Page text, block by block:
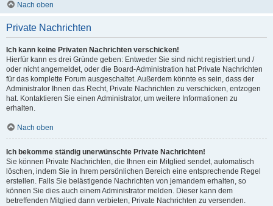
Nach oben
Private Nachrichten
Ich kann keine Privaten Nachrichten verschicken!
Hierfür kann es drei Gründe geben: Entweder Sie sind nicht registriert und /
oder nicht angemeldet, oder die Board-Administration hat Private Nachrichten
für das komplette Forum ausgeschaltet. Außerdem könnte es sein, dass der
Administrator Ihnen das Recht, Private Nachrichten zu verschicken, entzogen
hat. Kontaktieren Sie einen Administrator, um weitere Informationen zu
erhalten.
Nach oben
Ich bekomme ständig unerwünschte Private Nachrichten!
Sie können Private Nachrichten, die Ihnen ein Mitglied sendet, automatisch
löschen, indem Sie in Ihrem persönlichen Bereich eine entsprechende Regel
erstellen. Falls Sie belästigende Nachrichten von jemandem erhalten, so
können Sie dies auch einem Administrator melden. Dieser kann dem
betreffenden Mitglied dann verbieten, Private Nachrichten zu versenden.